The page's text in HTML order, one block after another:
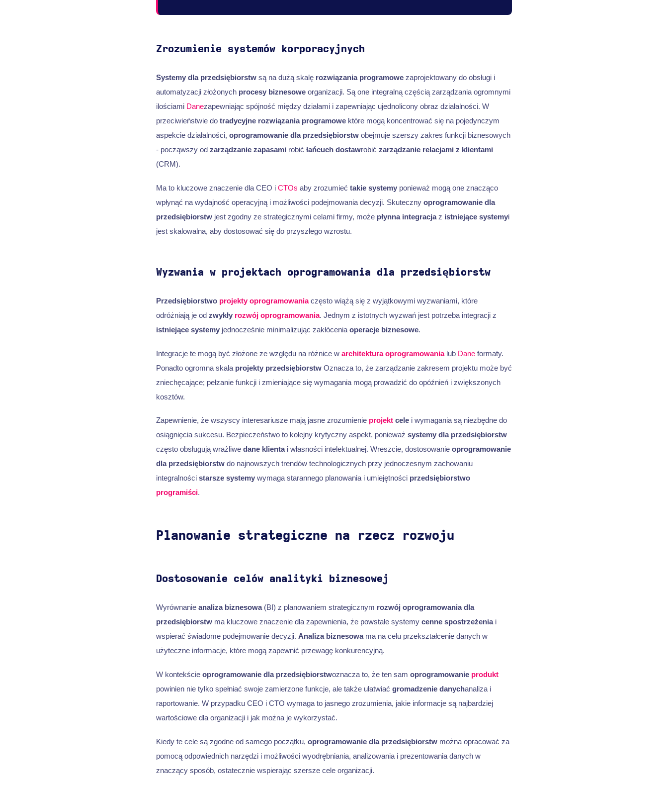
Zrozumienie systemów korporacyjnych
Systemy dla przedsiębiorstwsą na dużą skalę rozwiązania programowezaprojektowany do obsługi i
automatyzacji złożonych procesy biznesoweorganizacji. Są one integralną częścią zarządzania ogromnymi
ilościami Danezapewniając spójność między działami i zapewniając ujednolicony obraz działalności. W
przeciwieństwie do tradycyjne rozwiązania programowektóre mogą koncentrować się na pojedynczym
aspekcie działalności, oprogramowanie dla przedsiębiorstwobejmuje szerszy zakres funkcji biznesowych
- począwszy od zarządzanie zapasami robić łańcuch dostawrobić zarządzanie relacjami z klientami
(CRM).
Ma to kluczowe znaczenie dla CEO i CTOs aby zrozumieć takie systemyponieważ mogą one znacząco
wpłynąć na wydajność operacyjną i możliwości podejmowania decyzji. Skuteczny oprogramowanie dla
przedsiębiorstwjest zgodny ze strategicznymi celami firmy, może płynna integracjaz istniejące systemyi
jest skalowalna, aby dostosować się do przyszłego wzrostu.
Wyzwania w projektach oprogramowania dla przedsiębiorstw
Przedsiębiorstwo projekty oprogramowaniaczęsto wiążą się z wyjątkowymi wyzwaniami, które
odróżniają je od zwykły rozwój oprogramowania. Jednym z istotnych wyzwań jest potrzeba integracji z
istniejące systemyjednocześnie minimalizując zakłócenia operacje biznesowe.
Integracje te mogą być złożone ze względu na różnice w architektura oprogramowanialub Daneformaty.
Ponadto ogromna skala projekty przedsiębiorstwOznacza to, że zarządzanie zakresem projektu może być
zniechęcające; pełzanie funkcji i zmieniające się wymagania mogą prowadzić do opóźnień i zwiększonych
kosztów.
Zapewnienie, że wszyscy interesariusze mają jasne zrozumienie projektcelei wymagania są niezbędne do
osiągnięcia sukcesu. Bezpieczeństwo to kolejny krytyczny aspekt, ponieważ systemy dla przedsiębiorstw
często obsługują wrażliwe dane klientai własności intelektualnej. Wreszcie, dostosowanie oprogramowanie
dla przedsiębiorstwdo najnowszych trendów technologicznych przy jednoczesnym zachowaniu
integralności starsze systemywymaga starannego planowania i umiejętności przedsiębiorstwo
programiści.
Planowanie strategiczne na rzecz rozwoju
Dostosowanie celów analityki biznesowej
Wyrównanie analiza biznesowa(BI) z planowaniem strategicznym rozwój oprogramowania dla
przedsiębiorstwma kluczowe znaczenie dla zapewnienia, że powstałe systemy cenne spostrzeżeniai
wspierać świadome podejmowanie decyzji. Analiza biznesowama na celu przekształcenie danych w
użyteczne informacje, które mogą zapewnić przewagę konkurencyjną.
W kontekście oprogramowanie dla przedsiębiorstwoznacza to, że ten sam oprogramowanie produkt
powinien nie tylko spełniać swoje zamierzone funkcje, ale także ułatwiać gromadzenie danychanaliza i
raportowanie. W przypadku CEO i CTO wymaga to jasnego zrozumienia, jakie informacje są najbardziej
wartościowe dla organizacji i jak można je wykorzystać.
Kiedy te cele są zgodne od samego początku, oprogramowanie dla przedsiębiorstwmożna opracować za
pomocą odpowiednich narzędzi i możliwości wyodrębniania, analizowania i prezentowania danych w
znaczący sposób, ostatecznie wspierając szersze cele organizacji.